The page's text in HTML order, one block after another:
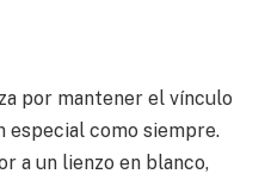
por mantener el vínculo
especial como siempre.
a un lienzo en blanco,